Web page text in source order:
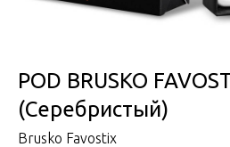
POD BRUSKO
(Серебристый)
Brusko Favostix